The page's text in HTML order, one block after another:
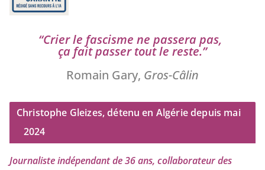
“Crier le fas­cisme ne pas­se­ra pas,
ça fait pas­ser tout le reste.”
Romain Gary, Gros-Câlin
Christophe Gleizes, détenu en Algérie depuis mai
2024
Journaliste indé­pen­dant de36ans, col­la­bo­ra­teur des